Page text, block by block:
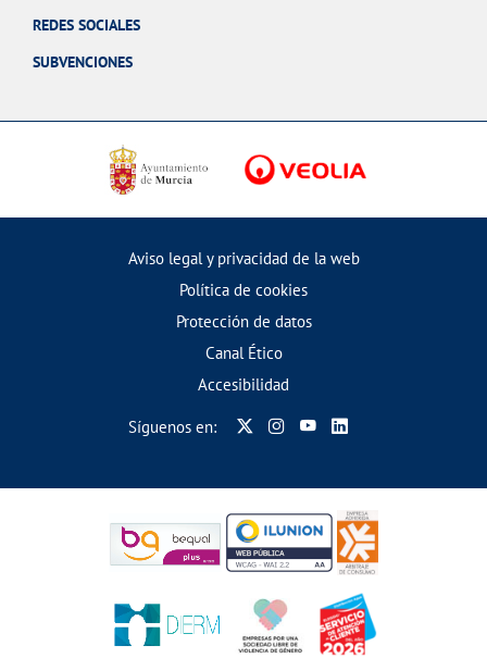
REDES SOCIALES
SUBVENCIONES
Aviso legal y privacidad de la web
Política de cookies
Protección de datos
Canal Ético
Accesibilidad
Síguenos en: